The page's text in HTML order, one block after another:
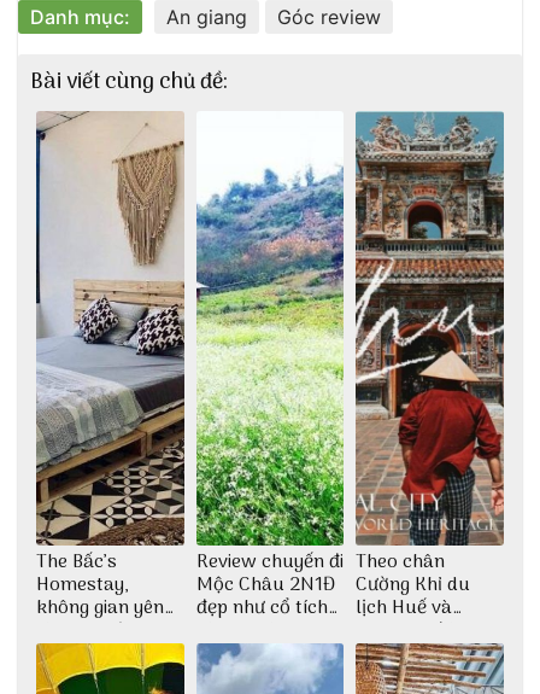
Danh mục: An giang Góc review
Bài viết cùng chủ đề:
The Bấc’s
Homestay,
không gian yên
bình tại Hòn Sơn
Review chuyến đi
Mộc Châu 2N1Đ
đẹp như cổ tích
Thu Hà
Theo chân
Cường Khỉ du
lịch Huế và
check-in đúng
những góc chụp
đẹp